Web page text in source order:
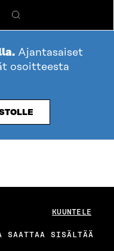
Hae
Ajantasaiset
osoitteesta
KUUNTELE
SAATTAA SISÄLTÄÄ